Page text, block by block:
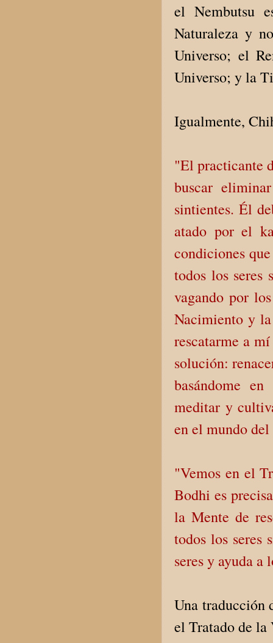
el Nembutsu
Naturaleza y
Universo; el
Universo; y la
Igualmente,
"El practicante
buscar
sintientes. Él
atado por el
condiciones
todos los seres
vagando por
Nacimiento y
rescatarme a
solución:
basándome
meditar y
en el mundo del
"Vemos en el
Bodhi es
la Mente de
todos los seres
seres y ayuda
Una traducción
el Tratado de la